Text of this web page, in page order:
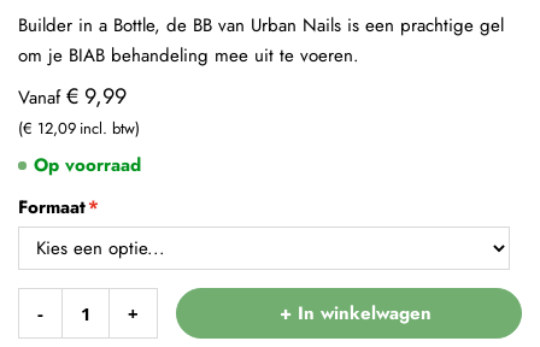
Vanaf € 9,99
€ 12,09
Formaat
- + + In winkelwagen
Op voorraad
Builder in a Bottle, de BB van Urban Nails is een prachtige gel
om je BIAB behandeling mee uit te voeren.